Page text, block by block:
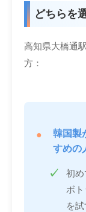
どちらを
高知県大橋通
方：
韓国製
すめの
初め
ボト
を試